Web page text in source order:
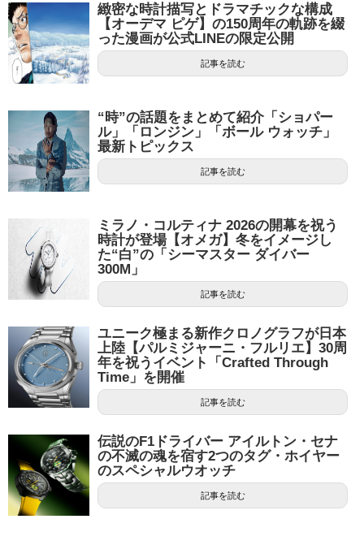
緻密な時計描写とドラマチックな構成
【オーデマ ピゲ】の150周年の軌跡を綴
った漫画が公式LINEの限定公開
記事を読む
“時”の話題をまとめて紹介「ショパー
ル」「ロンジン」「ボール ウォッチ」
最新トピックス
記事を読む
ミラノ・コルティナ 2026の開幕を祝う
時計が登場【オメガ】冬をイメージし
た“白”の「シーマスター ダイバー
300M」
記事を読む
ユニーク極まる新作クロノグラフが日本
上陸【パルミジャーニ・フルリエ】30周
年を祝うイベント「Crafted Through
Time」を開催
記事を読む
伝説のF1ドライバー アイルトン・セナ
の不滅の魂を宿す2つのタグ・ホイヤー
のスペシャルウオッチ
記事を読む